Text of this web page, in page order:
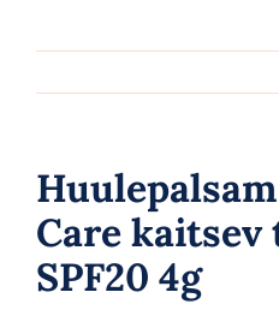
Meik
Tarvikud
Care kaitsev
SPF20 4g